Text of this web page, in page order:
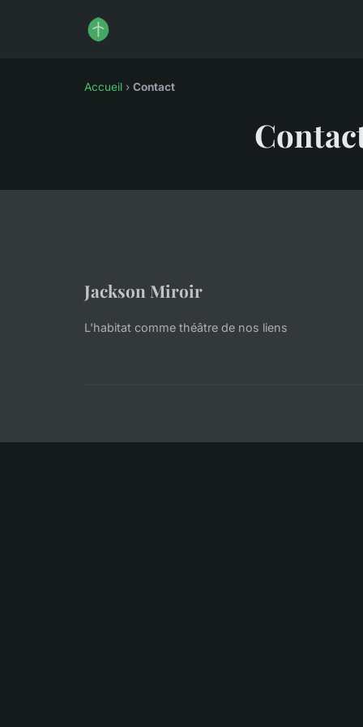
Accueil › Contact
Jackson Miroir
L'habitat comme théâtre de nos liens